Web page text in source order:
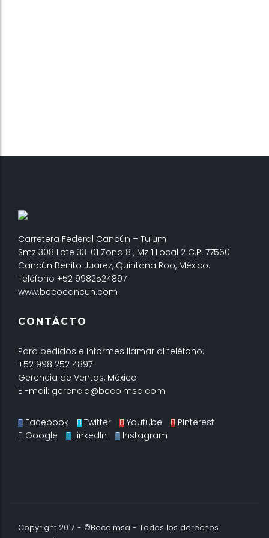
Carretera Federal Cancún – Tulum
Smz 308 Lote 33-01 Zona 8 , Mz 1 Local 2 C.P. 77560
Cancún Benito Juarez, Quintana Roo, México.
Teléfono +52 9982524897
www.becocancun.com
CONTÁCTO
Para pedidos e informes llamar al teléfono:
+52 998 252 4897
Gerencia de Ventas, México
E -mail: gerencia@becoimsa.com
Facebook Twitter Youtube
Pinterest
Google
LinkedIn Instagram
Copyright 2017 - ©Becoimsa - Todos los derechos